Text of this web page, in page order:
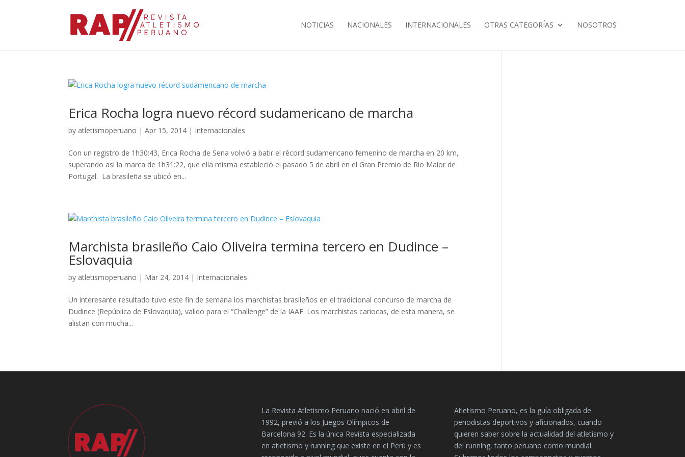
NOTICIAS NACIONALES INTERNACIONALES OTRAS CATEGORÍAS NOSOTROS
Erica Rocha logra nuevo récord sudamericano de marcha
by atletismoperuano |Apr 15, 2014 | Internacionales
Con un registro de 1h30:43, Erica Rocha de Sena volvió a batir el récord sudamericano femenino de marcha en 20 km,
superando así la marca de 1h31:22, que ella misma estableció el pasado 5 de abril en el Gran Premio de Rio Maior de
Portugal. La brasileña se ubicó en...
Marchista brasileño Caio Oliveira termina tercero en Dudince –
Eslovaquia
by atletismoperuano | Mar 24, 2014 | Internacionales
Un interesante resultado tuvo este fin de semana los marchistas brasileños en el tradicional concurso de marcha de
Dudince (República de Eslovaquia), valido para el “Challenge” de la IAAF. Los marchistas cariocas, de esta manera, se
alistan con mucha...
La Revista Atletismo Peruano nació en abril de
1992, previó a los Juegos Olímpicos de
Barcelona 92. Es la única Revista especializada
en atletismo y running que existe en el Perú y es
Atletismo Peruano, es la guía obligada de
periodistas deportivos y aficionados, cuando
quieren saber sobre la actualidad del atletismo y
del running, tanto peruano como mundial.